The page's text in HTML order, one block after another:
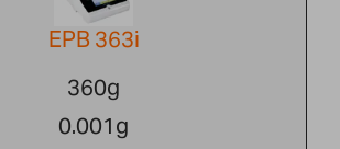
EPB 363i
360g
0.001g